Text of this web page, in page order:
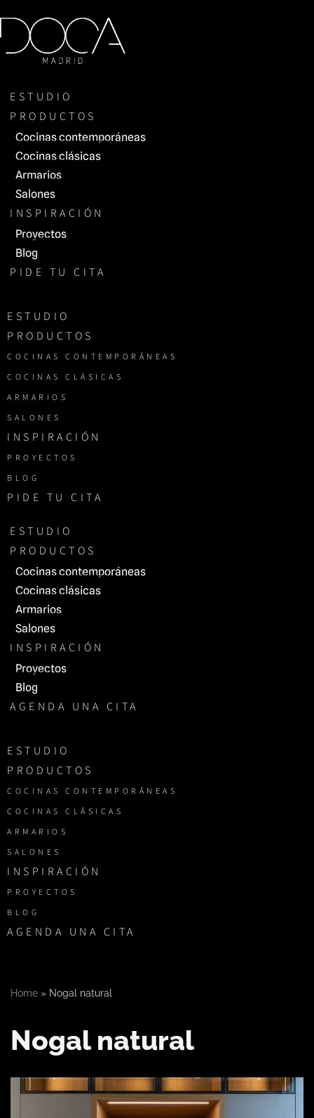
Saltar
al
ESTUDIO
PRODUCTOS
Cocinas contemporáneas
Cocinas clásicas
Armarios
Salones
INSPIRACIÓN
Proyectos
Blog
PIDE TU CITA
ESTUDIO
PRODUCTOS
COCINAS CONTEMPORÁNEAS
COCINAS CLÁSICAS
ARMARIOS
SALONES
INSPIRACIÓN
PROYECTOS
BLOG
PIDE TU CITA
ESTUDIO
PRODUCTOS
Cocinas contemporáneas
Cocinas clásicas
Armarios
Salones
INSPIRACIÓN
Proyectos
Blog
AGENDA UNA CITA
ESTUDIO
PRODUCTOS
COCINAS CONTEMPORÁNEAS
COCINAS CLÁSICAS
ARMARIOS
SALONES
INSPIRACIÓN
PROYECTOS
BLOG
AGENDA UNA CITA
Home » Nogal natural
Nogal natural